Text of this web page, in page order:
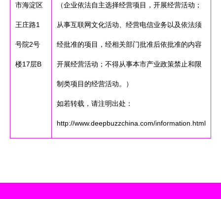
市海淀区
王庄路1
号院2号
楼17层B
（企业依法自主选择经营项目，开展经营活动；
从事互联网文化活动、经营电信业务以及依法须
经批准的项目，经相关部门批准后依批准的内容
开展经营活动；不得从事本市产业政策禁止和限
制类项目的经营活动。）
如若转载，请注明出处：
http://www.deepbuzzchina.com/information.html